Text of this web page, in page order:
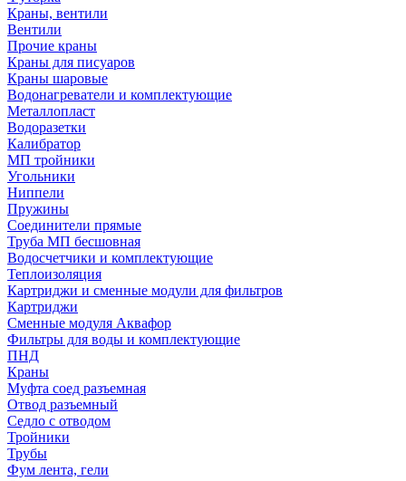
Краны, вентили
Вентили
Прочие краны
Краны для писуаров
Краны шаровые
Водонагреватели и комплектующие
Металлопласт
Водоразетки
Калибратор
МП тройники
Угольники
Ниппели
Пружины
Соединители прямые
Труба МП бесшовная
Водосчетчики и комплектующие
Теплоизоляция
Картриджи и сменные модули для фильтров
Картриджи
Сменные модуля Аквафор
Фильтры для воды и комплектующие
ПНД
Краны
Муфта соед разъемная
Отвод разъемный
Седло с отводом
Тройники
Трубы
Фум лента, гели